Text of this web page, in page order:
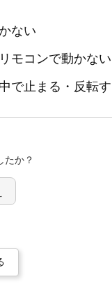
たか？
ない
モコンで動かない
で止まる・反転